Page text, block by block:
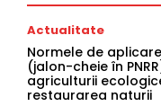
Actualitate
Normele de
(jalon-cheie în
agriculturii
restaurarea naturii